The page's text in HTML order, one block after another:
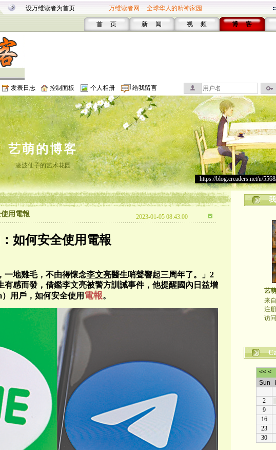
设万维读者为首页 万维读者网 -- 全球华人的精神家园
首 页 新 闻 视 频 博 客
发表日志 控制面板 个人相册 给我留言
艺萌的博客
凌波仙子的艺术花园
https://blog.creaders.net/u/
用電報 2023-01-05 08:43:00
如何安全使用電報
一地雞毛，不由得懷念李文亮醫生哨聲響起三周年了。」2
有感而發，借鑑李文亮被警方訓誡事件，他提醒國內日益增
用戶，如何安全使用 電報。
艺萌
来
注
访